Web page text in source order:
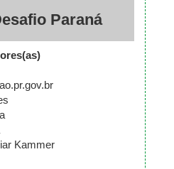
Paraná
Kammer